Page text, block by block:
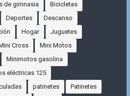
de gimnasia
Bicicletas
Deportes
Descanso
Hogar
Juguetes
Cross
Mini Motos
Minimotos gasolina
eléctricas 125
patinetes
Patinetes